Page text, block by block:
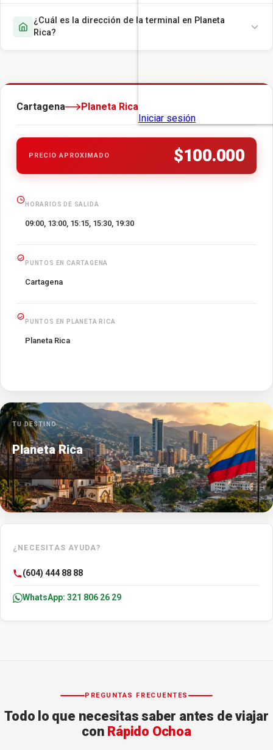
¿Cuál es la dirección de la terminal en Planeta
Rica?
Cartagena Planeta Rica
PRECIO APROXIMADO $100.000
HORARIOS DE SALIDA
09:00, 13:00, 15:15, 15:30, 19:30
PUNTOS EN CARTAGENA
Cartagena
PUNTOS EN PLANETA RICA
Planeta Rica
TU DESTINO
Planeta Rica
¿NECESITAS AYUDA?
(604) 444 88 88
WhatsApp: 321 806 26 29
PREGUNTAS FRECUENTES
Todo lo que necesitas saber antes de viajar
con Rápido Ochoa